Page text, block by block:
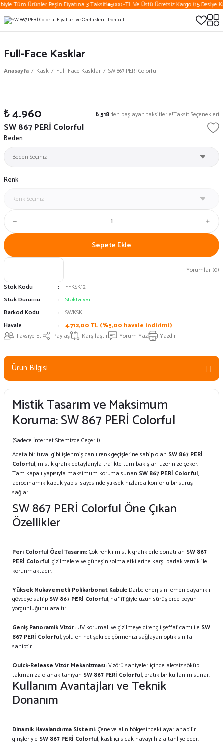
Tüm Ürünler Peşin Fiyatına 3 Taksit! 5000.-TL Ve Üstü Ücretsiz Kargo (15 Desiye
Full-Face Kasklar
Anasayfa Kask Full-Face Kasklar SW 867 PERİ Colorful
Yorumlar (0)
SW 867 PERİ Colorful
₺ 4.960 ₺ 518den başlayan taksitlerle!Taksit Seçenekleri
Stok Kodu
FFKSK12
Stok Durumu
Stokta var
Barkod Kodu
SWKSK
Havale
4.712,00 TL (%5,00 havale indirimi)
Beden
Renk
Sepete Ekle
Tavsiye Et Paylaş Karşılaştır Yorum Yaz Yazdır
Ürün Bilgisi
Mistik Tasarım ve Maksimum
Koruma: SW 867 PERİ Colorful
(Sadece İnternet Sitemizde Geçerli)
Adeta bir tuval gibi işlenmiş canlı renk geçişlerine sahip olan SW 867 PERİ
Colorful, mistik grafik detaylarıyla trafikte tüm bakışları üzerinize çeker.
Tam kapalı yapısıyla maksimum koruma sunan SW 867 PERİ Colorful,
aerodinamik kabuk yapısı sayesinde yüksek hızlarda konforlu bir sürüş
sağlar.
SW 867 PERİ Colorful Öne Çıkan
Özellikler
Peri Colorful Özel Tasarım:Çok renkli mistik grafiklerle donatılan SW 867
PERİ Colorful, çizilmelere ve güneşin solma etkilerine karşı parlak vernik ile
korunmaktadır.
Yüksek Mukavemetli Polikarbonat Kabuk: Darbe enerjisini emen dayanıklı
gövdeye sahip SW 867 PERİ Colorful, hafifliğiyle uzun sürüşlerde boyun
yorgunluğunu azaltır.
Geniş Panoramik Vizör: UV korumalı ve çizilmeye dirençli şeffaf camı ile SW
867 PERİ Colorful, yolu en net şekilde görmenizi sağlayan optik sınıfa
sahiptir.
Quick-Release Vizör Mekanizması:Vizörü saniyeler içinde aletsiz söküp
takmanıza olanak tanıyan SW 867 PERİ Colorful, pratik bir kullanım sunar.
Kullanım Avantajları ve Teknik
Donanım
Dinamik Havalandırma Sistemi:Çene ve alın bölgesindeki ayarlanabilir
girişleriyle SW 867 PERİ Colorful, kask içi sıcak havayı hızla tahliye eder.